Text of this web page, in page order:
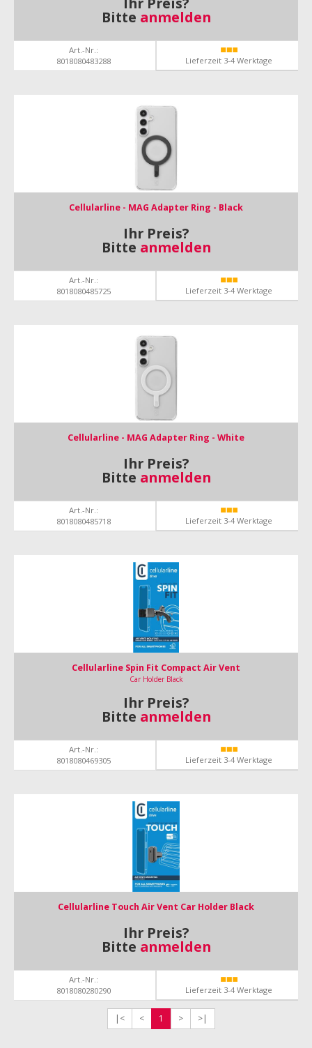
Bitte anmelden
Art.-Nr.:
8018080483288
Lieferzeit 3-4 Werktage
Cellularline - MAG Adapter Ring - Black
Ihr Preis?
Bitte anmelden
Art.-Nr.:
8018080485725
Lieferzeit 3-4 Werktage
Cellularline - MAG Adapter Ring - White
Ihr Preis?
Bitte anmelden
Art.-Nr.:
8018080485718
Lieferzeit 3-4 Werktage
Cellularline Spin Fit Compact Air Vent
Car Holder Black
Ihr Preis?
Bitte anmelden
Art.-Nr.:
8018080469305
Lieferzeit 3-4 Werktage
Cellularline Touch Air Vent Car Holder Black
Ihr Preis?
Bitte anmelden
Art.-Nr.:
8018080280290
Lieferzeit 3-4 Werktage
|< < 1 > >|